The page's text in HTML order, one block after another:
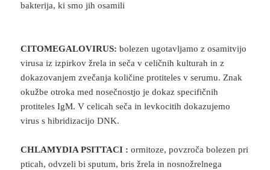
bakterija, ki smo jih osamili
CITOMEGALOVIRUS:bolezen ugotavljamo z osamitvijo
virusa iz izpirkov žrela in seča v celičnih kulturah in z
dokazovanjem zvečanja količine protiteles v serumu. Znak
okužbe otroka med nosečnostjo je dokaz specifičnih
protiteles IgM. V celicah seča in levkocitih dokazujemo
virus s hibridizacijo DNK.
CHLAMYDIA PSITTACI :ormitoze, povzroča bolezen pri
pticah, odvzeli bi sputum, bris žrela in nosnožrelnega